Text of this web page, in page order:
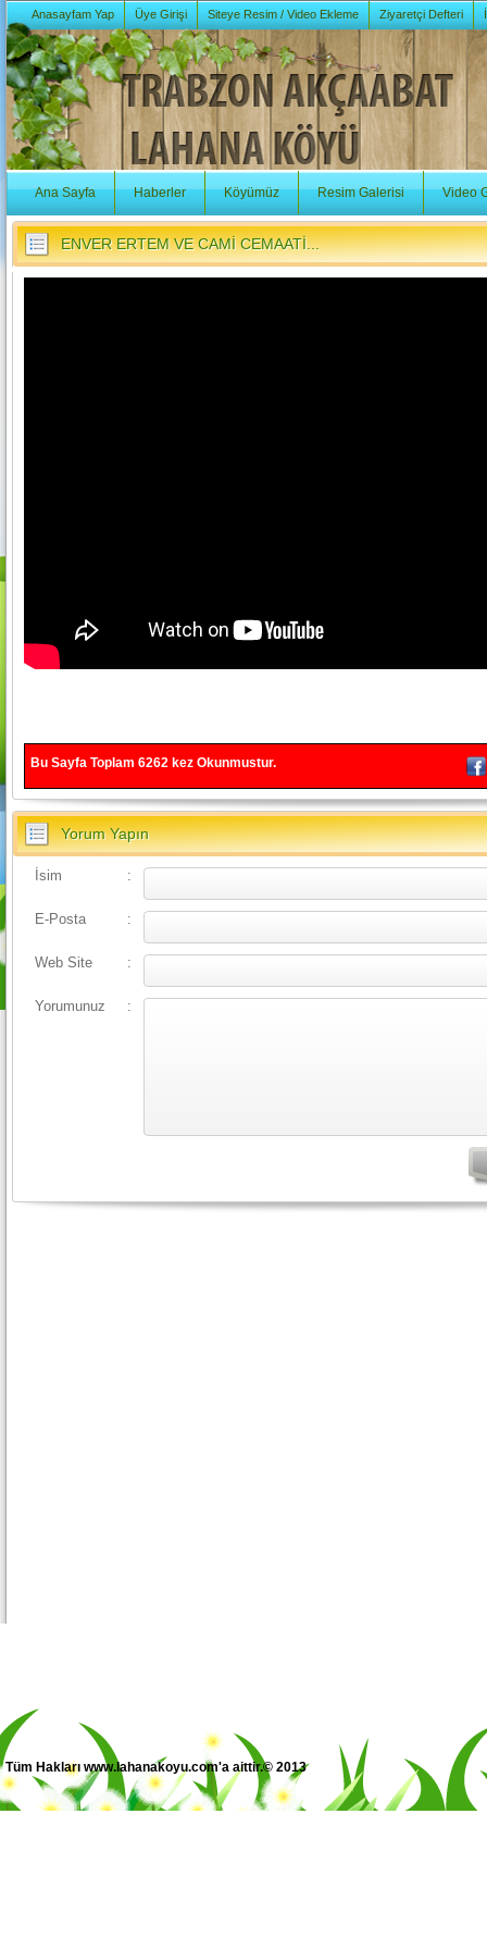
Anasayfam Yap Üye Girişi Siteye Resim / Video Ekleme Ziyaretçi Defteri
Ana Sayfa Haberler Köyümüz Resim Galerisi Video
ENVER ERTEM VE CAMİ CEMAATİ...
Bu Sayfa Toplam 6262kez Okunmustur.
Yorum Yapın
İsim :
E-Posta :
Web Site :
Yorumunuz :
Tüm Hakları www.lahanakoyu.com'a aittir.© 2013